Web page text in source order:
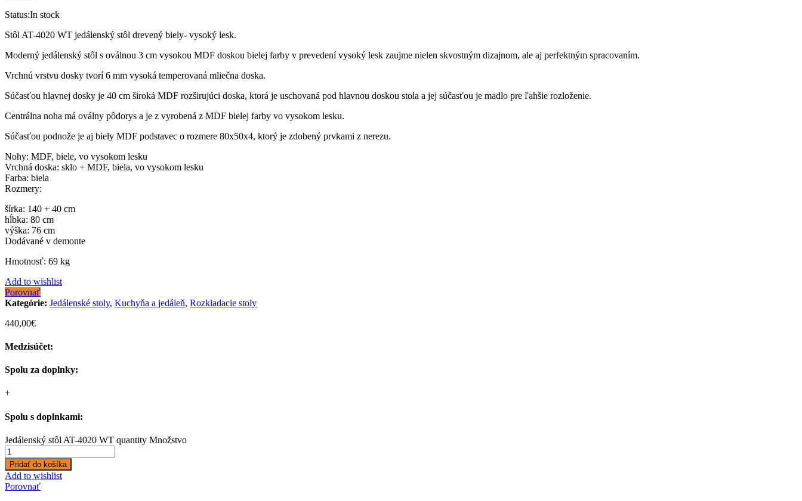
Status:In stock
Stôl AT-4020 WT jedálenský stôl drevený biely- vysoký lesk.
Moderný jedálenský stôl s oválnou 3 cm vysokou MDF doskou bielej farby v prevedení vysoký lesk zaujme nielen skvostným dizajnom, ale aj perfektným spracovaním.
Vrchnú vrstvu dosky tvorí 6 mm vysoká temperovaná mliečna doska.
Súčasťou hlavnej dosky je 40 cm široká MDF rozširujúci doska, ktorá je uschovaná pod hlavnou doskou stola a jej súčasťou je madlo pre ľahšie rozloženie.
Centrálna noha má oválny pôdorys a je z vyrobená z MDF bielej farby vo vysokom lesku.
Súčasťou podnože je aj biely MDF podstavec o rozmere 80x50x4, ktorý je zdobený prvkami z nerezu.
Nohy: MDF, biele, vo vysokom lesku
Vrchná doska: sklo + MDF, biela, vo vysokom lesku
Farba: biela
Rozmery:
šírka: 140 + 40 cm
hĺbka: 80 cm
výška: 76 cm
Dodávané v demonte
Hmotnosť: 69 kg
Add to wishlist
Porovnať
Kategórie: Jedálenské stoly, Kuchyňa a jedáleň, Rozkladacie stoly
440,00€
Medzisúčet:
Spolu za doplnky:
+
Spolu s doplnkami:
Jedálenský stôl AT-4020 WT quantity Množstvo
Pridať do košíka
Add to wishlist
Porovnať